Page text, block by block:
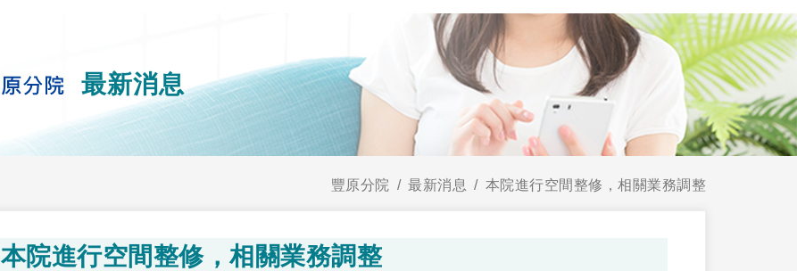
最新消息
豐原分院 最新消息 本院進行空間整修，相關業務調整
本院進行空間整修，相關業務調整